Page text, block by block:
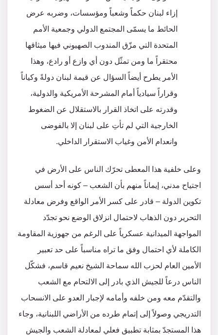
إزاء لبنان حكماً وشعباً ومؤسسات، وضربه عرض
الحائط ما يسمّى المجتمع الدولي وجمعية الأمم
المتحدة التي مزّق المندوب الصهيوني فيها ميثاقها
محتقراً ما ومن تمثّل دون أي وازع أو رادع، وهذا
الأمر يطرح أيضاً السؤال عن قيمة لبنان دولةً وكياناً
وقراراً سيادياً أمام المشرحة الأمريكية والدولية،
وقدرته على اتخاذ القرار بالاستقلال عن الضغوط
الخارجية التي لم تأتِ على لبنان إلا بالفوضى
وانعدام الأمن وغياب الاستقرار الداخلي.
وعلى خلفية هذا المعطى تحرّك الناس على الأرض في
اجتياح مدني، إيماناً منهم بأن الشعب – كونه أحد أسس
تكوين الدولة – قادر على كسر الأمر الواقع وفرض معادلة
التحرير دون الذهاب لاحتمال انزلاق الوضع نحو تجدّد
المواجهة الميدانية عسكرياً على الرغم من جهوزية المقاومة
الكاملة لأي احتمال وفق ما تراه مناسباً على حد تعبير
الأمين العام لحزب الله سماحة الشيخ نعيم قاسم، فشكّل
الناس درعاً للجيش الذي بادر إلى الالتحام مع الشعب
والتقدّم معه ومن خلفه وأمامه لإجبار العدو على الانسحاب
التدريجي وصولاً إلى إتمام طرده من الأراضي اللبنانية، وجاء
هذا المستجدّ بمثابة تطبيق فعلي لمعادلة الشعب والجيش